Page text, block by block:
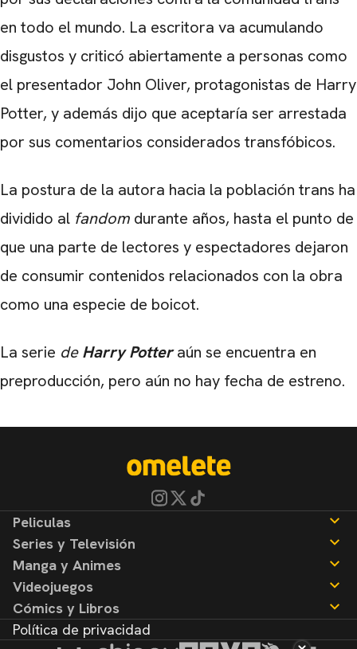
en todo el mundo. La escritora va acumulando
disgustos y criticó abiertamente a personas como
el presentador John Oliver, protagonistas de Harry
Potter, y además dijo que aceptaría ser arrestada
por sus comentarios considerados transfóbicos.
La postura de la autora hacia la población trans ha
dividido al fandom durante años, hasta el punto de
que una parte de lectores y espectadores dejaron
de consumir contenidos relacionados con la obra
como una especie de boicot.
La serie deHarry Potteraún se encuentra en
preproducción, pero aún no hay fecha de estreno.
Peliculas
Noticias
Reseñas
Series y Televisión
Noticias
Reseñas
Manga y Animes
Noticias
Reseñas
Videojuegos
Noticias
Reseñas
Cómics y Libros
Noticias
Política de privacidad